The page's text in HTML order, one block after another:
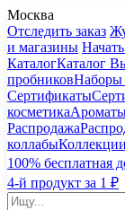
Москва
Отследить заказ
и магазины
КаталогКаталог
пробниковНаборы
Сертификаты
косметика
Распродажа
коллабы
100% бесплатная
4-й продукт за 1 ₽